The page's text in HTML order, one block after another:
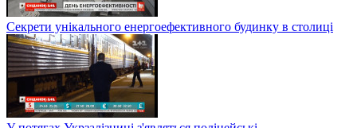
Секрети унікального енергоефективного будинку в столиці